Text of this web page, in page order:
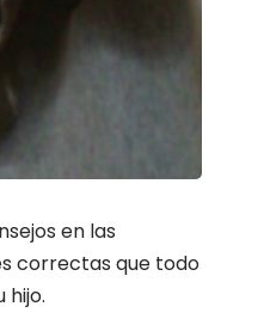
en las
correctas que todo
hijo.